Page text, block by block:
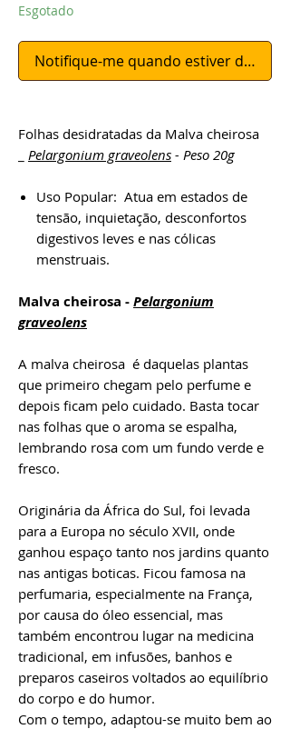
Esgotado
Notifique-me quando estiver
Folhas desidratadas da Malva cheirosa
Pelargonium graveolens - Peso 20g
Uso Popular: Atua em estados de
tensão, inquietação, desconfortos
digestivos leves e nas cólicas
menstruais.
Malva cheirosa -Pelargonium
graveolens
A malva cheirosa é daquelas plantas
que primeiro chegam pelo perfume e
depois ficam pelo cuidado. Basta tocar
nas folhas que o aroma se espalha,
lembrando rosa com um fundo verde e
fresco.
Originária da África do Sul, foi levada
para a Europa no século XVII, onde
ganhou espaço tanto nos jardins quanto
nas antigas boticas. Ficou famosa na
perfumaria, especialmente na França,
por causa do óleo essencial, mas
também encontrou lugar na medicina
tradicional, em infusões, banhos e
preparos caseiros voltados ao equilíbrio
do corpo e do humor.
Com o tempo, adaptou-se muito bem ao